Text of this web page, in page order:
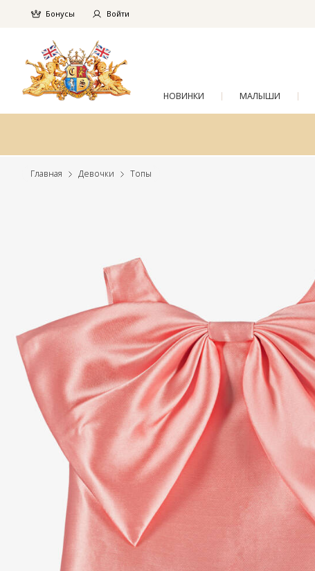
Бонусы Войти
НОВИНКИ МАЛЫШИ
Главная Девочки Топы